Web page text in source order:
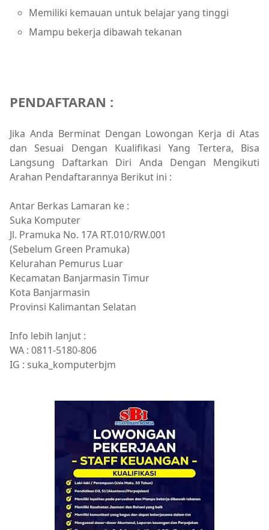
Memiliki kemauan untuk belajar yang tinggi
Mampu bekerja dibawah tekanan
PENDAFTARAN :
Jika Anda Berminat Dengan Lowongan Kerja di Atas
dan Sesuai Dengan Kualifikasi Yang Tertera, Bisa
Langsung Daftarkan Diri Anda Dengan Mengikuti
Arahan Pendaftarannya Berikut ini :
Antar Berkas Lamaran ke :
Suka Komputer
Jl. Pramuka No. 17A RT.010/RW.001
(Sebelum Green Pramuka)
Kelurahan Pemurus Luar
Kecamatan Banjarmasin Timur
Kota Banjarmasin
Provinsi Kalimantan Selatan
Info lebih lanjut :
WA : 0811-5180-806
IG : suka_komputerbjm